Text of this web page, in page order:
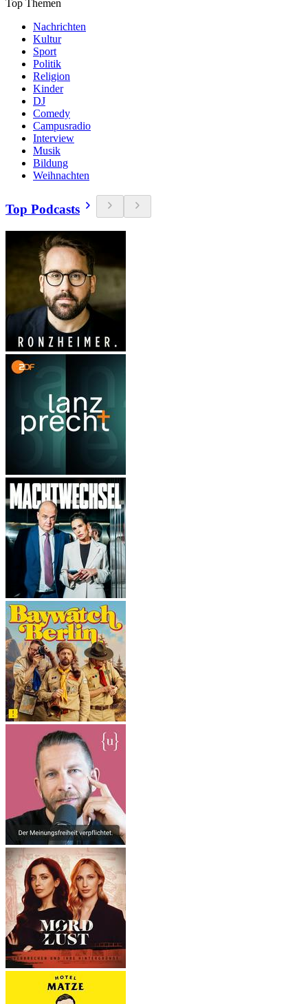
Top Themen
Nachrichten
Kultur
Sport
Politik
Religion
Kinder
DJ
Comedy
Campusradio
Interview
Musik
Bildung
Weihnachten
Top Podcasts